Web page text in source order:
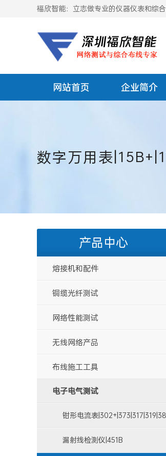
福欣智能：立志做专业的仪器仪表和综
网站首页 企业简介
数字万用表
产品中心
熔接机和配件
铜缆光纤测试
网络性能测试
无线网络产品
布线施工工具
电子电气测试
钳形电流表
漏射线检测仪|451B